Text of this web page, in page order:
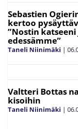
Sebastien
kertoo
”Nostin
edessämme”
Taneli Niinimäki |
Valtteri Bottas
kisoihin
Taneli Niinimäki |